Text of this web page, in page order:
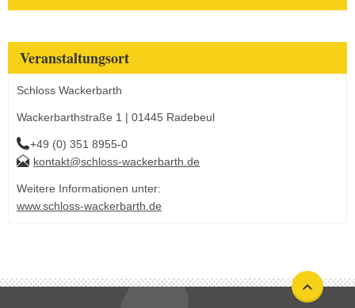
Veranstaltungsort
Schloss Wackerbarth
Wackerbarthstraße 1 | 01445 Radebeul
+49 (0) 351 8955-0
kontakt@schloss-wackerbarth.de
Weitere Informationen unter:
www.schloss-wackerbarth.de